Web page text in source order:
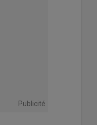
Publicité